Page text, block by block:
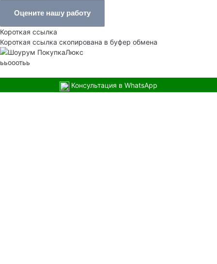
Оцените нашу работу
Короткая ссылка
Короткая ссылка скопирована в буфер обмена
ььооотьь
Консультация в WhatsApp